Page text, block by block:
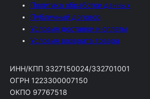
Политика обработки данных
Публичный договор
Условия доставки и оплаты
Условия возврата товара
ИНН/КПП 3327150024/332701001
ОГРН 1223300007150
ОКПО 97767518